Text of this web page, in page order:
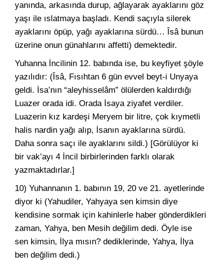
yanında, arkasında durup, ağlayarak ayaklarını göz
yaşı ile ıslatmaya başladı. Kendi saçıyla silerek
ayaklarını öpüp, yağı ayaklarına sürdü… Îsâ bunun
üzerine onun günahlarını affetti) demektedir.
Yuhanna İncilinin 12. babında ise, bu keyfiyet şöyle
yazılıdır: (Îsâ, Fısıhtan 6 gün evvel beyt-i Unyaya
geldi. İsa’nın “aleyhisselâm” ölülerden kaldırdığı
Luazer orada idi. Orada İsaya ziyafet verdiler.
Luazerin kız kardeşi Meryem bir litre, çok kıymetli
halis nardin yağı alıp, İsanın ayaklarına sürdü.
Daha sonra saçı ile ayaklarını sildi.) [Görülüyor ki
bir vak’ayı 4 İncil birbirlerinden farklı olarak
yazmaktadırlar.]
10) Yuhannanın 1. babının 19, 20 ve 21. ayetlerinde
diyor ki (Yahudiler, Yahyaya sen kimsin diye
kendisine sormak için kahinlerle haber gönderdikleri
zaman, Yahya, ben Mesih değilim dedi. Öyle ise
sen kimsin, İlya mısın? dediklerinde, Yahya, İlya
ben değilim dedi.)